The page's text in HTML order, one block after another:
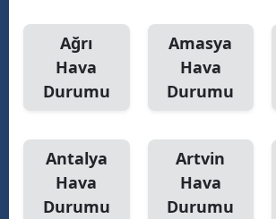
Ağrı
Hava
Durumu
Amasya
Hava
Durumu
Antalya
Hava
Durumu
Artvin
Hava
Durumu